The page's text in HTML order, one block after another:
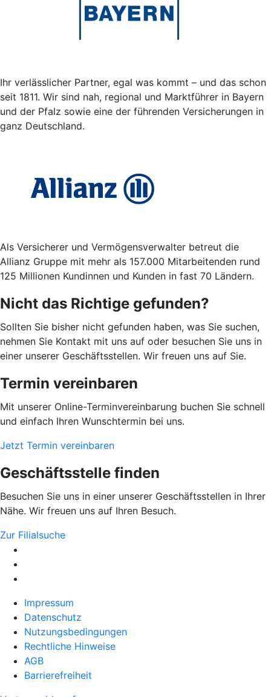
Ihr verlässlicher Partner, egal was kommt – und das schon
seit 1811. Wir sind nah, regional und Marktführer in Bayern
und der Pfalz sowie eine der führenden Versicherungen in
ganz Deutschland.
Als Versicherer und Vermögensverwalter betreut die
Allianz Gruppe mit mehr als 157.000 Mitarbeitenden rund
125 Millionen Kundinnen und Kunden in fast 70 Ländern.
Nicht das Richtige gefunden?
Sollten Sie bisher nicht gefunden haben, was Sie suchen,
nehmen Sie Kontakt mit uns auf oder besuchen Sie uns in
einer unserer Geschäftsstellen. Wir freuen uns auf Sie.
Termin vereinbaren
Mit unserer Online-Terminvereinbarung buchen Sie schnell
und einfach Ihren Wunschtermin bei uns.
Jetzt Termin vereinbaren
Geschäftsstelle finden
Besuchen Sie uns in einer unserer Geschäftsstellen in Ihrer
Nähe. Wir freuen uns auf Ihren Besuch.
Zur Filialsuche
Impressum
Datenschutz
Nutzungsbedingungen
Rechtliche Hinweise
AGB
Barrierefreiheit